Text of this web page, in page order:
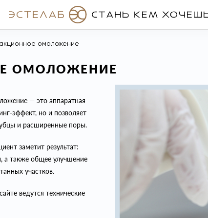
омоложение
ОМОЛОЖЕНИЕ
— это аппаратная
эффект, но и позволяет
и расширенные поры.
заметит результат:
а также общее улучшение
участков.
ведутся технические